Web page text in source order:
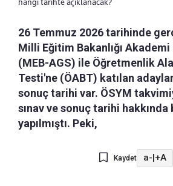
26 Temmuz 2026 tarihinde
Milli Eğitim Bakanlığı Akademi
(MEB-AGS) ile Öğretmenlik
Testi'ne (ÖABT) katılan
sonuç tarihi var. ÖSYM
sınav ve sonuç tarihi
yapılmıştı. Peki,
Kaydet a- +A